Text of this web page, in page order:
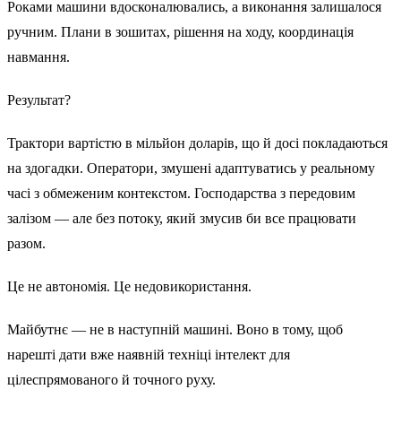
Роками машини вдосконалювались, а виконання залишалося
ручним. Плани в зошитах, рішення на ходу, координація
навмання.
Результат?
Трактори вартістю в мільйон доларів, що й досі покладаються
на здогадки. Оператори, змушені адаптуватись у реальному
часі з обмеженим контекстом. Господарства з передовим
залізом — але без потоку, який змусив би все працювати
разом.
Це не автономія. Це недовикористання.
Майбутнє — не в наступній машині. Воно в тому, щоб
нарешті дати вже наявній техніці інтелект для
цілеспрямованого й точного руху.